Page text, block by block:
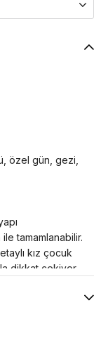
özel gün, gezi,
tamamlanabilir.
kız çocuk
dikkat çekiyor.
ve yaz
kombinlerde